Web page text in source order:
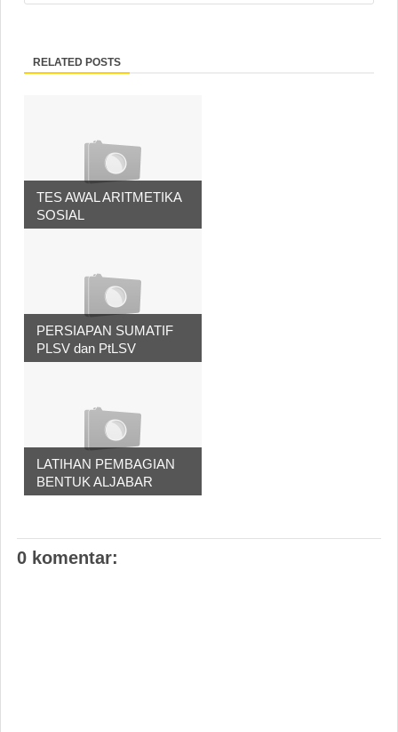
RELATED POSTS
TES AWAL ARITMETIKA
SOSIAL
PERSIAPAN SUMATIF
PLSV dan PtLSV
LATIHAN PEMBAGIAN
BENTUK ALJABAR
0 komentar: